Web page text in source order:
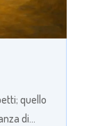
quello
di...